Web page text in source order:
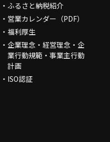
ふるさと納税紹介
営業カレンダー（PDF）
福利厚生
企業理念・経営理念・企
業行動規範・事業主行動
計画
ISO認証